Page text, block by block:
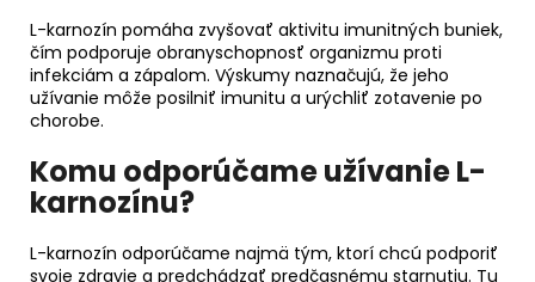
L-karnozín pomáha zvyšovať aktivitu imunitných buniek,
čím podporuje obranyschopnosť organizmu proti
infekciám a zápalom. Výskumy naznačujú, že jeho
užívanie môže posilniť imunitu a urýchliť zotavenie po
chorobe.
Komu odporúčame užívanie L-
karnozínu?
L-karnozín odporúčame najmä tým, ktorí chcú podporiť
svoje zdravie a predchádzať predčasnému starnutiu. Tu